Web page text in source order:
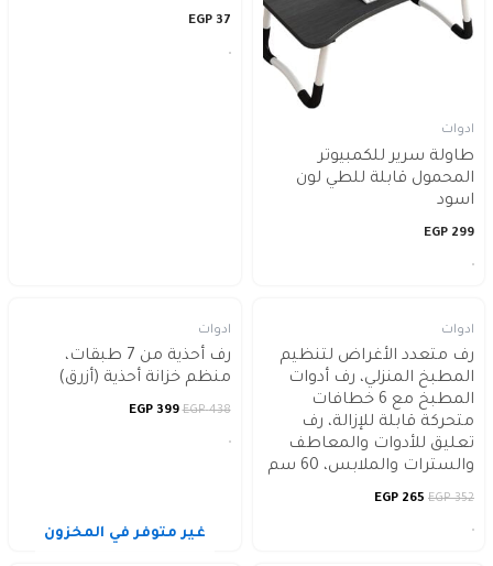
ادوات
طاولة سرير للكمبيوتر
المحمول قابلة للطي لون
اسود
299
EGP
37
EGP
ادوات
رف متعدد الأغراض لتنظيم
المطبخ المنزلي، رف أدوات
المطبخ مع 6 خطافات
متحركة قابلة للإزالة، رف
تعليق للأدوات والمعاطف
والسترات والملابس، 60 سم
352
EGP
265
EGP
ادوات
رف أحذية من 7 طبقات،
منظم خزانة أحذية (أزرق)
438
EGP
399
EGP
غير متوفر في المخزون